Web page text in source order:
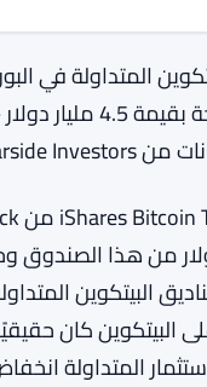
المتداولة في
تدفقات
البيتكوين كان